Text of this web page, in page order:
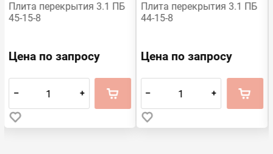
Плита перекрытия 3.1 ПБ
45-15-8
Цена по запросу
– +
Плита перекрытия 3.1 ПБ
44-15-8
Цена по запросу
– +